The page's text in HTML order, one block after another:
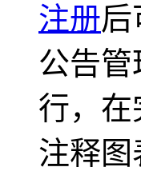
注册后
公告
行，
注释图